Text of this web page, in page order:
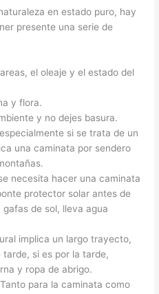
en estado puro, hay
presente una serie de
el oleaje y el estado del
y flora.
y no dejes basura.
si se trata de un
una caminata por sendero
necesita hacer una caminata
protector solar antes de
de sol, lleva agua
implica un largo trayecto,
tarde, si es por la tarde,
y ropa de abrigo.
para la caminata como